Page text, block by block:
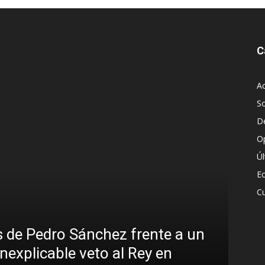
Pedro Sánchez frente a un
veto al Rey en